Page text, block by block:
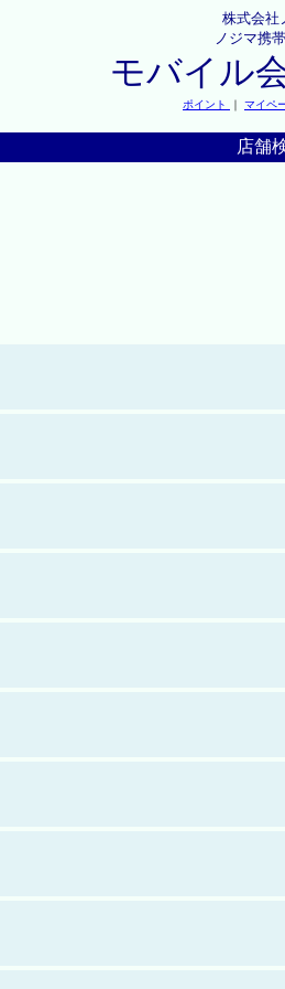
株式会社
ノジマ携
モバイル
ポイント ｜ マイペ
店舗